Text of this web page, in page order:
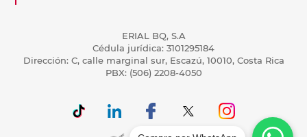
ERIAL BQ, S.A
Cédula jurídica: 3101295184
Dirección: C, calle marginal sur, Escazú, 10010, Costa Rica
PBX: (506) 2208-4050